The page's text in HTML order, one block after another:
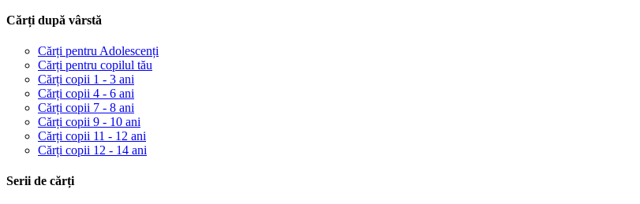
Cărți după vârstă
Cărți pentru Adolescenți
Cărți pentru copilul tău
Cărți copii 1 - 3 ani
Cărți copii 4 - 6 ani
Cărți copii 7 - 8 ani
Cărți copii 9 - 10 ani
Cărți copii 11 - 12 ani
Cărți copii 12 - 14 ani
Serii de cărți